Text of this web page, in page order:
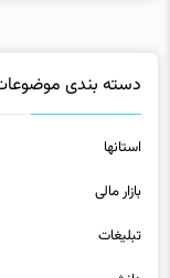
استانها
بازار مالی
تبلیغات
دانش